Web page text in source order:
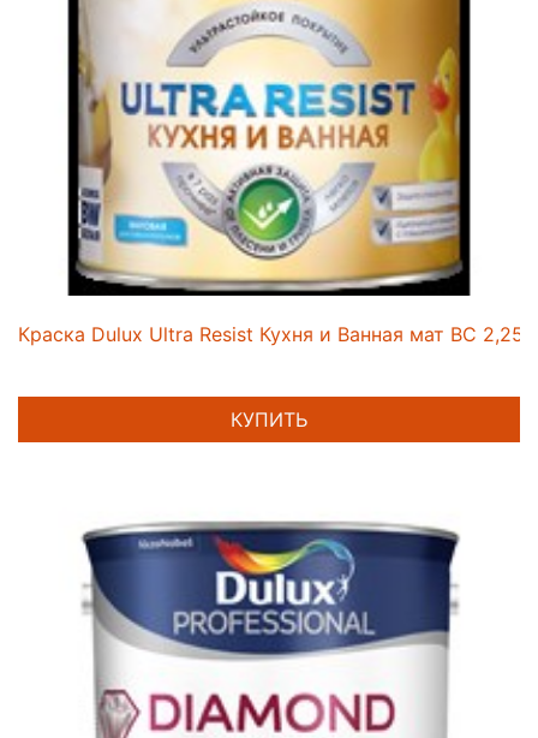
Краска Dulux Ultra Resist Кухня и Ванная мат ВС 2,25л
КУПИТЬ